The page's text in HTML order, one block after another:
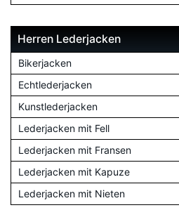
Herren Lederjacken
Bikerjacken
Echtlederjacken
Kunstlederjacken
Lederjacken mit Fell
Lederjacken mit Fransen
Lederjacken mit Kapuze
Lederjacken mit Nieten